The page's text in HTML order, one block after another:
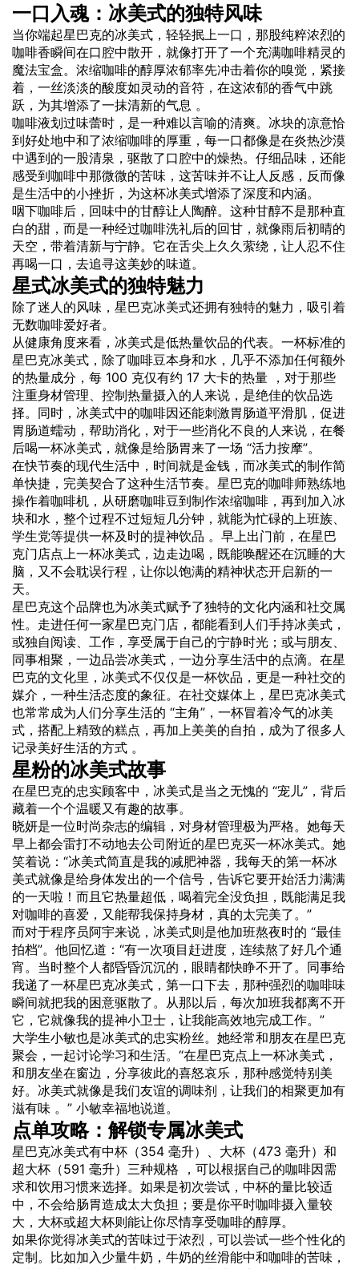
一口入魂：冰美式的独特风味
当你端起星巴克的冰美式，轻轻抿上一口，那股纯粹浓烈的
咖啡香瞬间在口腔中散开，就像打开了一个充满咖啡精灵的
魔法宝盒。浓缩咖啡的醇厚浓郁率先冲击着你的嗅觉，紧接
着，一丝淡淡的酸度如灵动的音符，在这浓郁的香气中跳
跃，为其增添了一抹清新的气息 。
咖啡液划过味蕾时，是一种难以言喻的清爽。冰块的凉意恰
到好处地中和了浓缩咖啡的厚重，每一口都像是在炎热沙漠
中遇到的一股清泉，驱散了口腔中的燥热。仔细品味，还能
感受到咖啡中那微微的苦味，这苦味并不让人反感，反而像
是生活中的小挫折，为这杯冰美式增添了深度和内涵。
咽下咖啡后，回味中的甘醇让人陶醉。这种甘醇不是那种直
白的甜，而是一种经过咖啡洗礼后的回甘，就像雨后初晴的
天空，带着清新与宁静。它在舌尖上久久萦绕，让人忍不住
再喝一口，去追寻这美妙的味道。
星式冰美式的独特魅力
除了迷人的风味，星巴克冰美式还拥有独特的魅力，吸引着
无数咖啡爱好者。
从健康角度来看，冰美式是低热量饮品的代表。一杯标准的
星巴克冰美式，除了咖啡豆本身和水，几乎不添加任何额外
的热量成分，每 100 克仅有约 17 大卡的热量 ，对于那些
注重身材管理、控制热量摄入的人来说，是绝佳的饮品选
择。同时，冰美式中的咖啡因还能刺激胃肠道平滑肌，促进
胃肠道蠕动，帮助消化，对于一些消化不良的人来说，在餐
后喝一杯冰美式，就像是给肠胃来了一场 “活力按摩”。
在快节奏的现代生活中，时间就是金钱，而冰美式的制作简
单快捷，完美契合了这种生活节奏。星巴克的咖啡师熟练地
操作着咖啡机，从研磨咖啡豆到制作浓缩咖啡，再到加入冰
块和水，整个过程不过短短几分钟，就能为忙碌的上班族、
学生党等提供一杯及时的提神饮品 。早上出门前，在星巴
克门店点上一杯冰美式，边走边喝，既能唤醒还在沉睡的大
脑，又不会耽误行程，让你以饱满的精神状态开启新的一
天。
星巴克这个品牌也为冰美式赋予了独特的文化内涵和社交属
性。走进任何一家星巴克门店，都能看到人们手持冰美式，
或独自阅读、工作，享受属于自己的宁静时光；或与朋友、
同事相聚，一边品尝冰美式，一边分享生活中的点滴。在星
巴克的文化里，冰美式不仅仅是一杯饮品，更是一种社交的
媒介，一种生活态度的象征。在社交媒体上，星巴克冰美式
也常常成为人们分享生活的 “主角”，一杯冒着冷气的冰美
式，搭配上精致的糕点，再加上美美的自拍，成为了很多人
记录美好生活的方式 。
星粉的冰美式故事
在星巴克的忠实顾客中，冰美式是当之无愧的 “宠儿”，背后
藏着一个个温暖又有趣的故事。
晓妍是一位时尚杂志的编辑，对身材管理极为严格。她每天
早上都会雷打不动地去公司附近的星巴克买一杯冰美式。她
笑着说：“冰美式简直是我的减肥神器，我每天的第一杯冰
美式就像是给身体发出的一个信号，告诉它要开始活力满满
的一天啦！而且它热量超低，喝着完全没负担，既能满足我
对咖啡的喜爱，又能帮我保持身材，真的太完美了。”
而对于程序员阿宇来说，冰美式则是他加班熬夜时的 “最佳
拍档”。他回忆道：“有一次项目赶进度，连续熬了好几个通
宵。当时整个人都昏昏沉沉的，眼睛都快睁不开了。同事给
我递了一杯星巴克冰美式，第一口下去，那种强烈的咖啡味
瞬间就把我的困意驱散了。从那以后，每次加班我都离不开
它，它就像我的提神小卫士，让我能高效地完成工作。”
大学生小敏也是冰美式的忠实粉丝。她经常和朋友在星巴克
聚会，一起讨论学习和生活。“在星巴克点上一杯冰美式，
和朋友坐在窗边，分享彼此的喜怒哀乐，那种感觉特别美
好。冰美式就像是我们友谊的调味剂，让我们的相聚更加有
滋有味 。” 小敏幸福地说道。
点单攻略：解锁专属冰美式
星巴克冰美式有中杯（354 毫升）、大杯（473 毫升）和
超大杯（591 毫升）三种规格 ，可以根据自己的咖啡因需
求和饮用习惯来选择。如果是初次尝试，中杯的量比较适
中，不会给肠胃造成太大负担；要是你平时咖啡摄入量较
大，大杯或超大杯则能让你尽情享受咖啡的醇厚。
如果你觉得冰美式的苦味过于浓烈，可以尝试一些个性化的
定制。比如加入少量牛奶，牛奶的丝滑能中和咖啡的苦味，